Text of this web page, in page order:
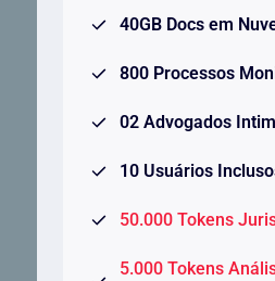
40GB Docs em
800 Processos
02 Advogados
10 Usuários
50.000 Tokens
5.000 Tokens